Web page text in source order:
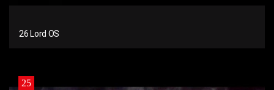
26 Lord OS
25